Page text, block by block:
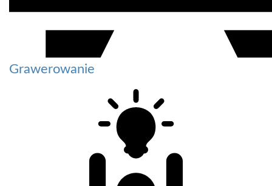
Grawerowanie